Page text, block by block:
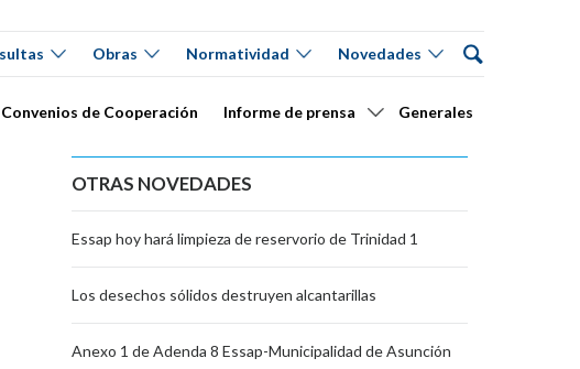
Obras Normatividad Novedades
Convenios de Cooperación Informe de prensa Generales
OTRAS NOVEDADES
Essap hoy hará limpieza de reservorio de Trinidad 1
Los desechos sólidos destruyen alcantarillas
Anexo 1 de Adenda 8 Essap-Municipalidad de Asunción